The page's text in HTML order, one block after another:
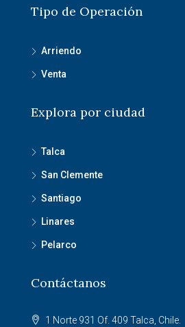
Tipo de Operación
Arriendo
Venta
Explora por ciudad
Talca
San Clemente
Santiago
Linares
Pelarco
Contáctanos
1 Norte 931 Of. 409 Talca, Chile.